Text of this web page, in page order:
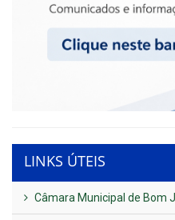
LINKS ÚTEIS
Câmara Municipal de Bom